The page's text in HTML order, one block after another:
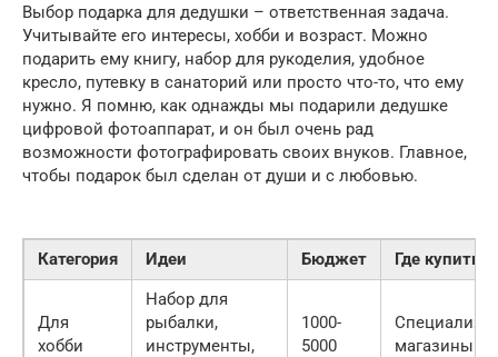
Выбор подарка для дедушки – ответственная задача.
Учитывайте его интересы, хобби и возраст. Можно
подарить ему книгу, набор для рукоделия, удобное
кресло, путевку в санаторий или просто что-то, что ему
нужно. Я помню, как однажды мы подарили дедушке
цифровой фотоаппарат, и он был очень рад
возможности фотографировать своих внуков. Главное,
чтобы подарок был сделан от души и с любовью.
Категория Идеи Бюджет Где купить
Для
хобби
Набор для
рыбалки,
инструменты,
1000-
5000
магазины